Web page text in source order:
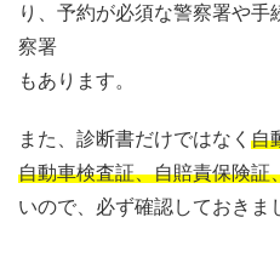
り、予約が必須な警察署や
察署
もあります。
また、診断書だけではなく 自
自動車検査証、自賠責保険証
いので、必ず確認しておきま